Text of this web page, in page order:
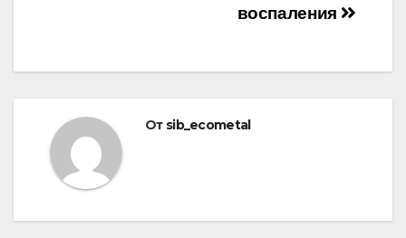
воспаления
От sib_ecometal